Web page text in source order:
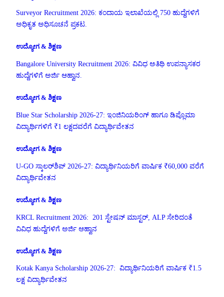
Surveyor Recruitment 2026: ಕಂದಾಯ ಇಲಾಖೆಯಲ್ಲಿ 750 ಹುದ್ದೆಗಳಿಗೆ
ಅಧಿಕೃತ ಅಧಿಸೂಚನೆ ಪ್ರಕಟ.
ಉದ್ಯೋಗ & ಶಿಕ್ಷಣ
Bangalore University Recruitment 2026: ವಿವಿಧ ಅತಿಥಿ ಉಪನ್ಯಾಸಕರ
ಹುದ್ದೆಗಳಿಗೆ ಅರ್ಜಿ ಆಹ್ವಾನ.
ಉದ್ಯೋಗ & ಶಿಕ್ಷಣ
Blue Star Scholarship 2026-27: ಇಂಜಿನಿಯರಿಂಗ್ ಹಾಗೂ ಡಿಪ್ಲೊಮಾ
ವಿದ್ಯಾರ್ಥಿಗಳಿಗೆ ₹1 ಲಕ್ಷದವರೆಗೆ ವಿದ್ಯಾರ್ಥಿವೇತನ
ಉದ್ಯೋಗ & ಶಿಕ್ಷಣ
U-GO ಸ್ಕಾಲರ್‌ಶಿಪ್ 2026-27: ವಿದ್ಯಾರ್ಥಿನಿಯರಿಗೆ ವಾರ್ಷಿಕ ₹60,000 ವರೆಗೆ
ವಿದ್ಯಾರ್ಥಿವೇತನ
ಉದ್ಯೋಗ & ಶಿಕ್ಷಣ
KRCL Recruitment 2026: 201 ಸ್ಟೇಷನ್ ಮಾಸ್ಟರ್, ALP ಸೇರಿದಂತೆ
ವಿವಿಧ ಹುದ್ದೆಗಳಿಗೆ ಅರ್ಜಿ ಆಹ್ವಾನ
ಉದ್ಯೋಗ & ಶಿಕ್ಷಣ
Kotak Kanya Scholarship 2026-27: ವಿದ್ಯಾರ್ಥಿನಿಯರಿಗೆ ವಾರ್ಷಿಕ ₹1.5
ಲಕ್ಷ ವಿದ್ಯಾರ್ಥಿವೇತನ